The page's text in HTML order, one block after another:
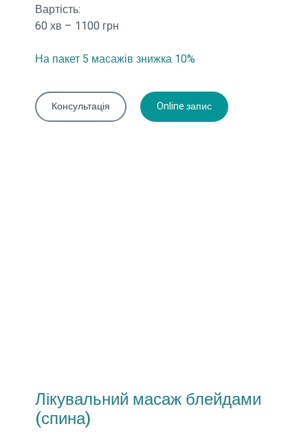
Вартість:
60 хв – 1100 грн
На пакет 5 масажів знижка 10%
Консультація Online запис
Лікувальний масаж блейдами
(спина)